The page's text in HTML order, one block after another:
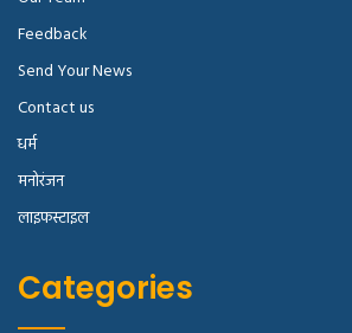
Feedback
Send Your News
Contact us
धर्म
मनोरंजन
लाइफस्टाइल
Categories